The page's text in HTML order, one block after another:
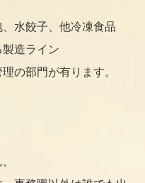
水餃子、他冷凍食品
製造ライン
の部門が有ります。